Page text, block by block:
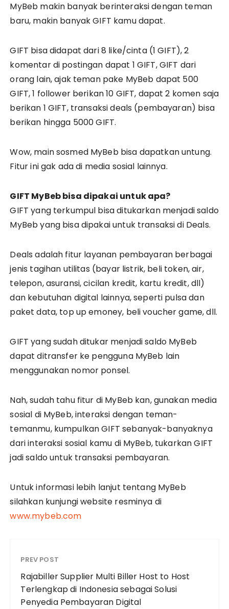
MyBeb makin banyak berinteraksi dengan teman
baru, makin banyak GIFT kamu dapat.
GIFT bisa didapat dari 8 like/cinta (1 GIFT), 2
komentar di postingan dapat 1 GIFT, GIFT dari
orang lain, ajak teman pake MyBeb dapat 500
GIFT, 1 follower berikan 10 GIFT, dapat 2 komen saja
berikan 1 GIFT, transaksi deals (pembayaran) bisa
berikan hingga 5000 GIFT.
Wow, main sosmed MyBeb bisa dapatkan untung.
Fitur ini gak ada di media sosial lainnya.
GIFT MyBeb bisa dipakai untuk apa?
GIFT yang terkumpul bisa ditukarkan menjadi saldo
MyBeb yang bisa dipakai untuk transaksi di Deals.
Deals adalah fitur layanan pembayaran berbagai
jenis tagihan utilitas (bayar listrik, beli token, air,
telepon, asuransi, cicilan kredit, kartu kredit, dll)
dan kebutuhan digital lainnya, seperti pulsa dan
paket data, top up emoney, beli voucher game, dll.
GIFT yang sudah ditukar menjadi saldo MyBeb
dapat ditransfer ke pengguna MyBeb lain
menggunakan nomor ponsel.
Nah, sudah tahu fitur di MyBeb kan, gunakan media
sosial di MyBeb, interaksi dengan teman-
temanmu, kumpulkan GIFT sebanyak-banyaknya
dari interaksi sosial kamu di MyBeb, tukarkan GIFT
jadi saldo untuk transaksi pembayaran.
Untuk informasi lebih lanjut tentang MyBeb
silahkan kunjungi website resminya di
www.mybeb.com
PREV POST
Rajabiller Supplier Multi Biller Host to Host
Terlengkap di Indonesia sebagai Solusi
Penyedia Pembayaran Digital